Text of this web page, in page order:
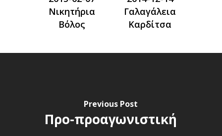
Νικητήρια
Βόλος
Γαλαγάλεια
Καρδίτσα
Previous Post
Προ-προαγωνιστική